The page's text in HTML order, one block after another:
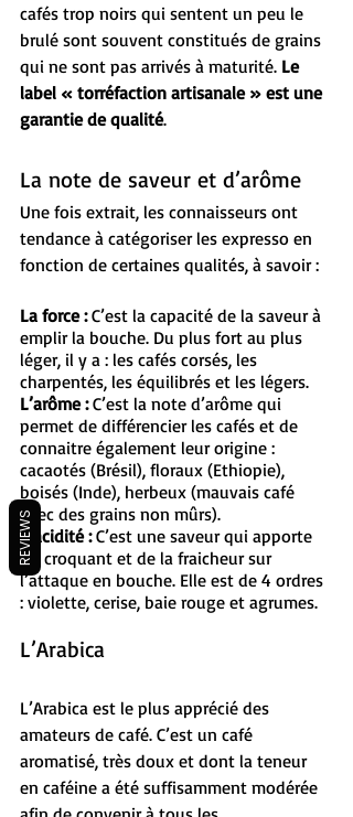
cafés trop noirs qui sentent un peu le
brulé sont souvent constitués de grains
qui ne sont pas arrivés à maturité. Le
label « torréfaction artisanale » est une
garantie de qualité.
La note de saveur et d’arôme
Une fois extrait, les connaisseurs ont
tendance à catégoriser les expresso en
fonction de certaines qualités, à savoir :
La force : C’est la capacité de la saveur à
emplir la bouche. Du plus fort au plus
léger, il y a : les cafés corsés, les
charpentés, les équilibrés et les légers.
L’arôme : C’est la note d’arôme qui
permet de différencier les cafés et de
connaitre également leur origine :
cacaotés (Brésil), floraux (Ethiopie),
boisés (Inde), herbeux (mauvais café
avec des grains non mûrs).
L’acidité : C’est une saveur qui apporte
du croquant et de la fraicheur sur
l’attaque en bouche. Elle est de 4 ordres
: violette, cerise, baie rouge et agrumes.
L’Arabica
L’Arabica est le plus apprécié des
amateurs de café. C’est un café
aromatisé, très doux et dont la teneur
en caféine a été suffisamment modérée
REVIEWS